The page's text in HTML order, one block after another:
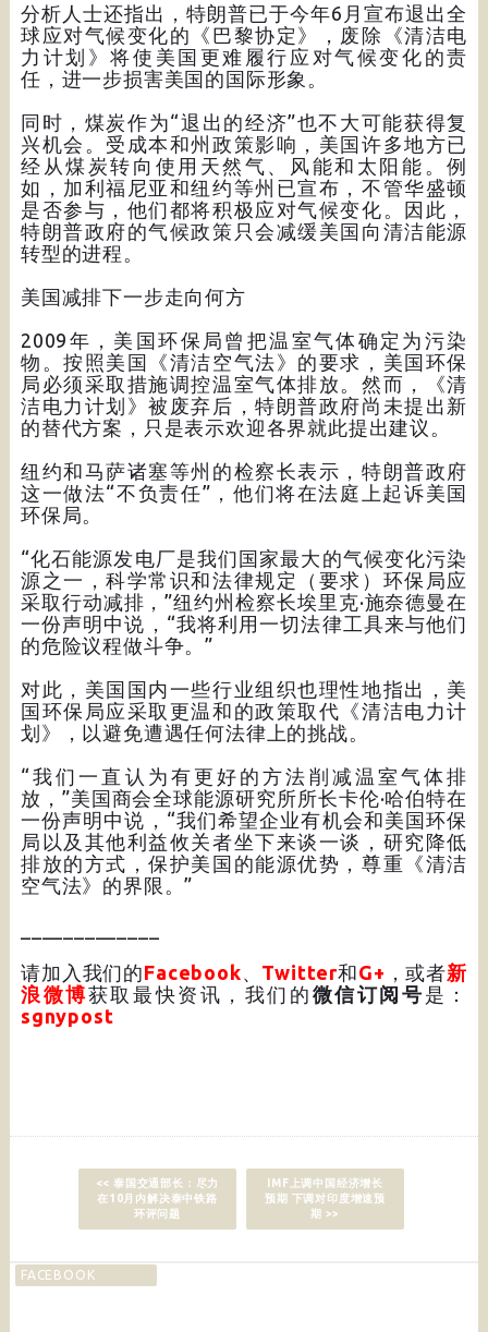
分析人士还指出，特朗普已于今年6月宣布退出全
球应对气候变化的《巴黎协定》，废除《清洁电
力计划》将使美国更难履行应对气候变化的责
任，进一步损害美国的国际形象。
同时，煤炭作为“退出的经济”也不大可能获得复
兴机会。受成本和州政策影响，美国许多地方已
经从煤炭转向使用天然气、风能和太阳能。例
如，加利福尼亚和纽约等州已宣布，不管华盛顿
是否参与，他们都将积极应对气候变化。因此，
特朗普政府的气候政策只会减缓美国向清洁能源
转型的进程。
美国减排下一步走向何方
2009年，美国环保局曾把温室气体确定为污染
物。按照美国《清洁空气法》的要求，美国环保
局必须采取措施调控温室气体排放。然而，《清
洁电力计划》被废弃后，特朗普政府尚未提出新
的替代方案，只是表示欢迎各界就此提出建议。
纽约和马萨诸塞等州的检察长表示，特朗普政府
这一做法“不负责任”，他们将在法庭上起诉美国
环保局。
“化石能源发电厂是我们国家最大的气候变化污染
源之一，科学常识和法律规定（要求）环保局应
采取行动减排，”纽约州检察长埃里克·施奈德曼在
一份声明中说，“我将利用一切法律工具来与他们
的危险议程做斗争。”
对此，美国国内一些行业组织也理性地指出，美
国环保局应采取更温和的政策取代《清洁电力计
划》，以避免遭遇任何法律上的挑战。
“我们一直认为有更好的方法削减温室气体排
放，”美国商会全球能源研究所所长卡伦·哈伯特在
一份声明中说，“我们希望企业有机会和美国环保
局以及其他利益攸关者坐下来谈一谈，研究降低
排放的方式，保护美国的能源优势，尊重《清洁
空气法》的界限。”
请加入我们的Facebook Twitter和G+ ，或者新
浪微博获取最快资讯，我们的 微信订阅号 是：
sgnypost
<< 泰国交通部长：尽力
在10月内解决泰中铁路
环评问题
IMF上调中国经济增长
预期 下调对印度增速预
期 >>
FACEBOOK